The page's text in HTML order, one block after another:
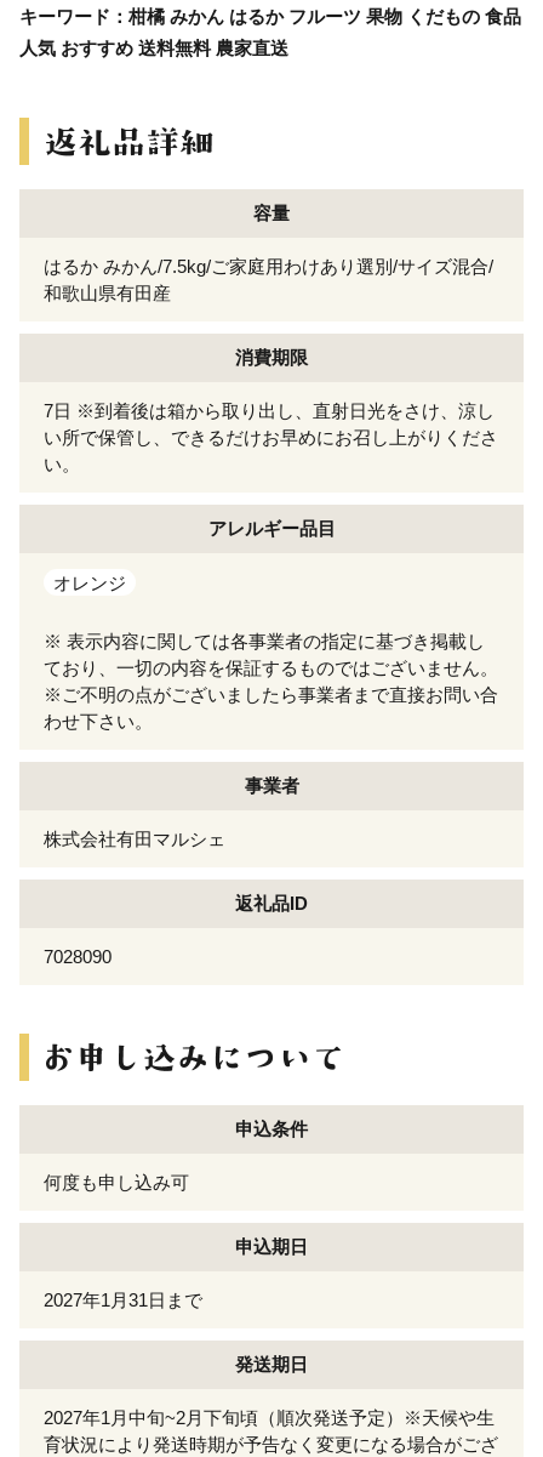
キーワード：柑橘 みかん はるか フルーツ 果物 くだもの 食品
人気 おすすめ 送料無料 農家直送
容量
はるか みかん/7.5kg/ご家庭用わけあり選別/サイズ混合/
和歌山県有田産
消費期限
7日 ※到着後は箱から取り出し、直射日光をさけ、涼し
い所で保管し、できるだけお早めにお召し上がりくださ
い。
アレルギー品目
オレンジ
※ 表示内容に関しては各事業者の指定に基づき掲載し
ており、一切の内容を保証するものではございません。
※ご不明の点がございましたら事業者まで直接お問い合
わせ下さい。
事業者
株式会社有田マルシェ
返礼品ID
7028090
申込条件
何度も申し込み可
申込期日
2027年1月31日まで
発送期日
2027年1月中旬~2月下旬頃（順次発送予定）※天候や生
育状況により発送時期が予告なく変更になる場合がござ